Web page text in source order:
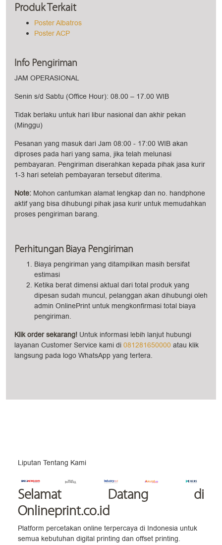
Produk Terkait
Poster Albatros
Poster ACP
Info Pengiriman
JAM OPERASIONAL
Senin s/d Sabtu (Office Hour): 08.00 – 17.00 WIB
Tidak berlaku untuk hari libur nasional dan akhir pekan
(Minggu)
Pesanan yang masuk dari Jam 08:00 - 17:00 WIB akan
diproses pada hari yang sama, jika telah melunasi
pembayaran. Pengiriman diserahkan kepada pihak jasa kurir
1-3 hari setelah pembayaran tersebut diterima.
Note: Mohon cantumkan alamat lengkap dan no. handphone
aktif yang bisa dihubungi pihak jasa kurir untuk memudahkan
proses pengiriman barang.
Perhitungan Biaya Pengiriman
Biaya pengiriman yang ditampilkan masih bersifat
estimasi
Ketika berat dimensi aktual dari total produk yang
dipesan sudah muncul, pelanggan akan dihubungi oleh
admin OnlinePrint untuk mengkonfirmasi total biaya
pengiriman.
Klik order sekarang! Untuk informasi lebih lanjut hubungi
layanan Customer Service kami di 081281650000 atau klik
langsung pada logo WhatsApp yang tertera.
Liputan Tentang Kami
Selamat Datang di
Onlineprint.co.id
Platform percetakan online terpercaya di Indonesia untuk
semua kebutuhan digital printing dan offset printing.